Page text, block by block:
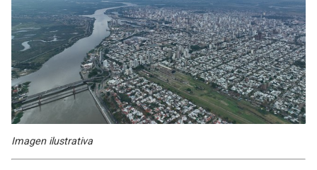
Imagen ilustrativa